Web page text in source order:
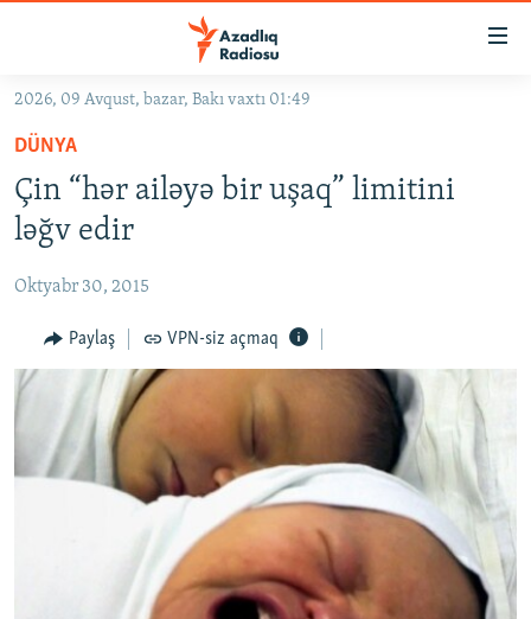
Əsas
qayıt
Əsas
naviqasiyaya
qayıt
Axtarışa
#İZAHLA
KORRUPSIOMETR
#ƏSLINDƏ
FƏRQƏ BAX
QANUNI DOĞRU
ARAŞDIRMA
MULTIMEDIA
VIDEO
FOTOQALEREYA
RADIO ARXIV
AZƏRBAYCAN ƏDƏBIYYATI KITABXANASI
İSLAM VƏ DEMOKRATIYA
PEŞƏ ETIKASI VƏ JURNALISTIKA STANDARTLARIMIZ
2026, 09 Avqust, bazar, Bakı vaxtı 01:49
DÜNYA
Çin “hər ailəyə bir uşaq” limitini
ləğv edir
Oktyabr 30, 2015
Paylaş VPN-siz açmaq